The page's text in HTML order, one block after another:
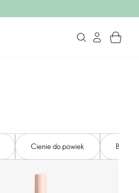
Cienie do powiek Brwi